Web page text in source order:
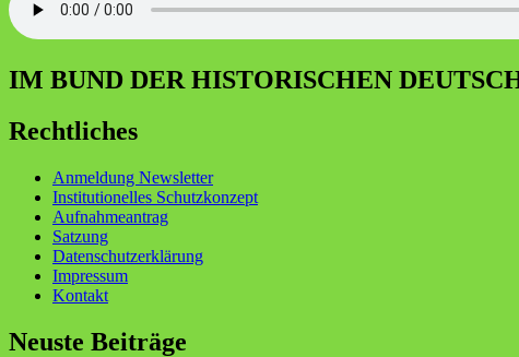
IM BUND DER HISTORISCHEN
Rechtliches
Anmeldung Newsletter
Institutionelles Schutzkonzept
Aufnahmeantrag
Satzung
Datenschutzerklärung
Impressum
Kontakt
Neuste Beiträge